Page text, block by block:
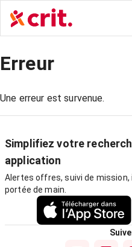
Erreur
Une erreur est survenue.
Simplifiez votre
application
Alertes offres, suivi de
portée de main.